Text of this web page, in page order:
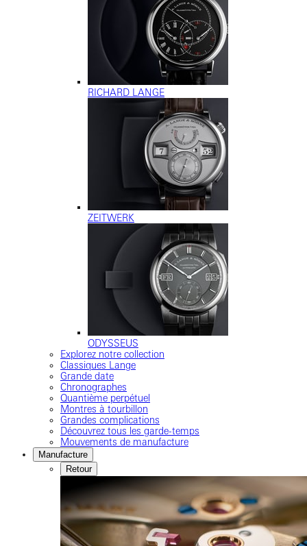
RICHARD LANGE
ZEITWERK
ODYSSEUS
Explorez notre collection
Classiques Lange
Grande date
Chronographes
Quantième perpétuel
Montres à tourbillon
Grandes complications
Découvrez tous les garde-temps
Mouvements de manufacture
Manufacture
Retour